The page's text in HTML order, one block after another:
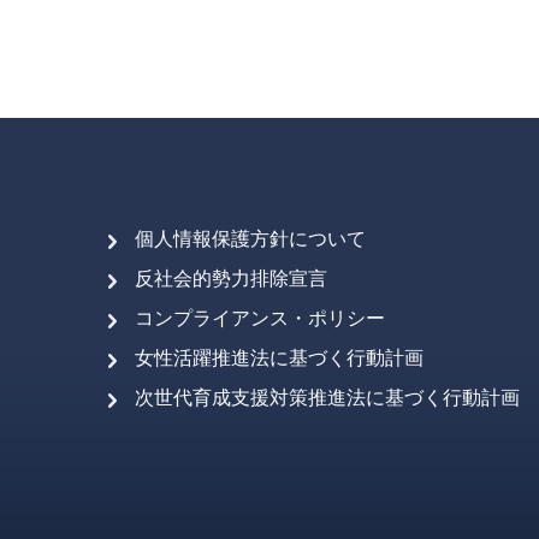
個人情報保護方針について
反社会的勢力排除宣言
コンプライアンス・ポリシー
女性活躍推進法に基づく行動計画
次世代育成支援対策推進法に基づく行動計画